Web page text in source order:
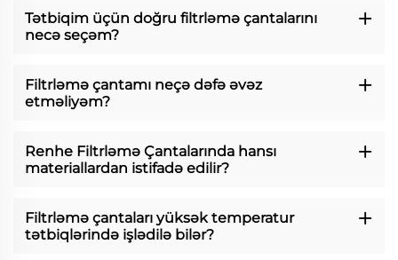
Tətbiqim üçün doğru filtrləmə çantalarını
necə seçəm?
Filtrləmə çantamı neçə dəfə əvəz
etməliyəm?
Renhe Filtrləmə Çantalarında hansı
materiallardan istifadə edilir?
Filtrləmə çantaları yüksək temperatur
tətbiqlərində işlədilə bilər?